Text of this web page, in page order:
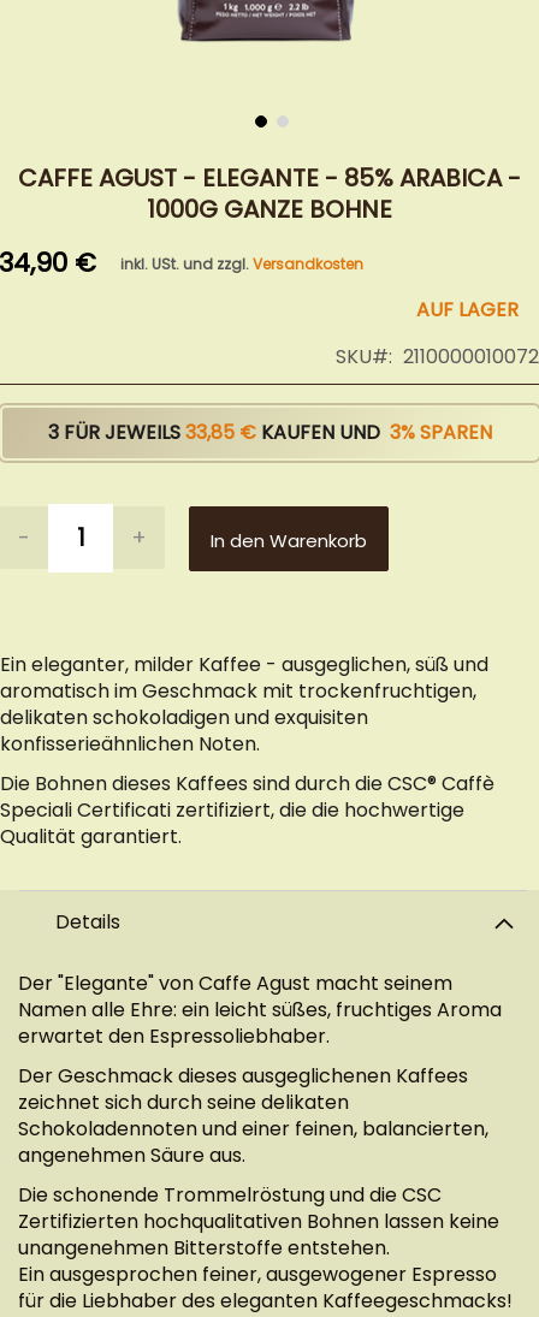
Anfang
springen
CAFFE AGUST - ELEGANTE - 85% ARABICA -
1000G GANZE BOHNE
34,90 € inkl. USt. und zzgl.Versandkosten
AUF LAGER
SKU
2110000010072
3 FÜR JEWEILS33,85 € KAUFEN UND 3% SPAREN
- + In den Warenkorb
Ein eleganter, milder Kaffee - ausgeglichen, süß und
aromatisch im Geschmack mit trockenfruchtigen,
delikaten schokoladigen und exquisiten
konfisserieähnlichen Noten.
Die Bohnen dieses Kaffees sind durch die CSC® Caffè
Speciali Certificati zertifiziert, die die hochwertige
Qualität garantiert.
Details
Der "Elegante" von Caffe Agust macht seinem
Namen alle Ehre: ein leicht süßes, fruchtiges Aroma
erwartet den Espressoliebhaber.
Der Geschmack dieses ausgeglichenen Kaffees
zeichnet sich durch seine delikaten
Schokoladennoten und einer feinen, balancierten,
angenehmen Säure aus.
Die schonende Trommelröstung und die CSC
Zertifizierten hochqualitativen Bohnen lassen keine
unangenehmen Bitterstoffe entstehen.
Ein ausgesprochen feiner, ausgewogener Espresso
für die Liebhaber des eleganten Kaffeegeschmacks!